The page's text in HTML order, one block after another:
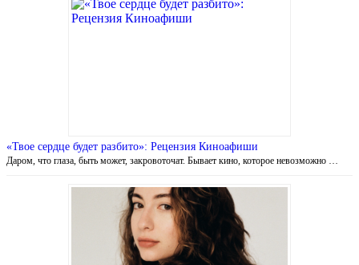
«Твое сердце будет разбито»: Рецензия Киноафиши
Даром, что глаза, быть может, закровоточат. Бывает кино, которое невозможно …